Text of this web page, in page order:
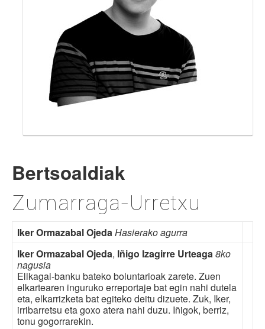
Bertsoaldiak
Zumarraga-Urretxu
Iker Ormazabal OjedaHasierako agurra
Iker Ormazabal Ojeda, Iñigo Izagirre Urteaga8ko
nagusia
Elikagai-banku bateko boluntarioak zarete. Zuen
elkartearen inguruko erreportaje bat egin nahi dutela
eta, elkarrizketa bat egiteko deitu dizuete. Zuk, Iker,
irribarretsu eta goxo atera nahi duzu. Iñigok, berriz,
tonu gogorrarekin.